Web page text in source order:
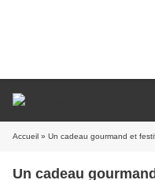
Accueil » Un cadeau gourmand et
Un cadeau